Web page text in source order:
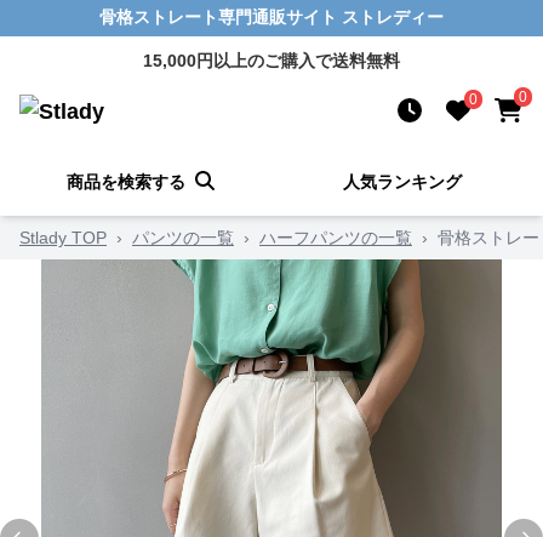
骨格ストレート専門通販サイト ストレディー
15,000円以上のご購入で送料無料
0 0
商品を検索する 人気ランキング
Stlady TOP › パンツの一覧 › ハーフパンツの一覧 › 骨格ストレ